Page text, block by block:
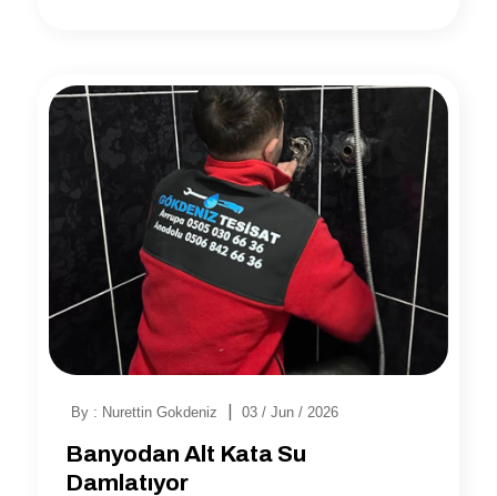
By : Nurettin Gokdeniz 03 / Jun / 2026
Banyodan Alt Kata Su
Damlatıyor